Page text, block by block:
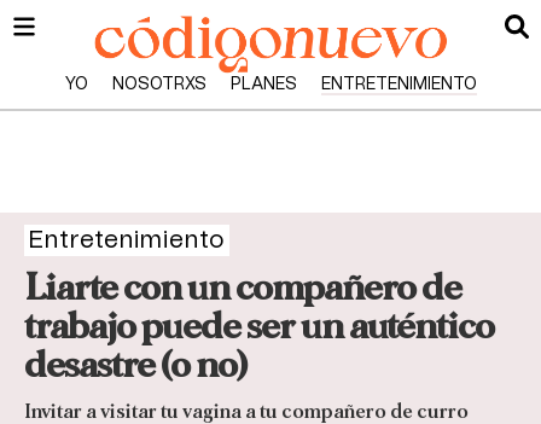
YO NOSOTRXS PLANES ENTRETENIMIENTO
Entretenimiento
Liarte con un compañero de
trabajo puede ser un auténtico
desastre (o no)
Invitar a visitar tu vagina a tu compañero de curro